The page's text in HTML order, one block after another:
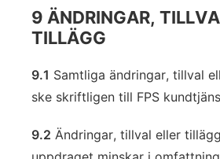
9 ÄNDRINGAR,
TILLÄGG
9.1 Samtliga ändringar, tillval
ske skriftligen till FPS
9.2 Ändringar, tillval eller